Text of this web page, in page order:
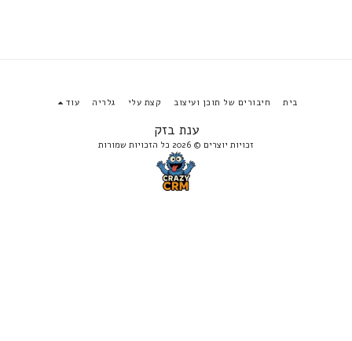
ענת בזק
זכויות יוצרים © 2026 כל הזכויות שמורות
בית חיבורים של תוכן ועיצוב קצת עלי גלריה עוד